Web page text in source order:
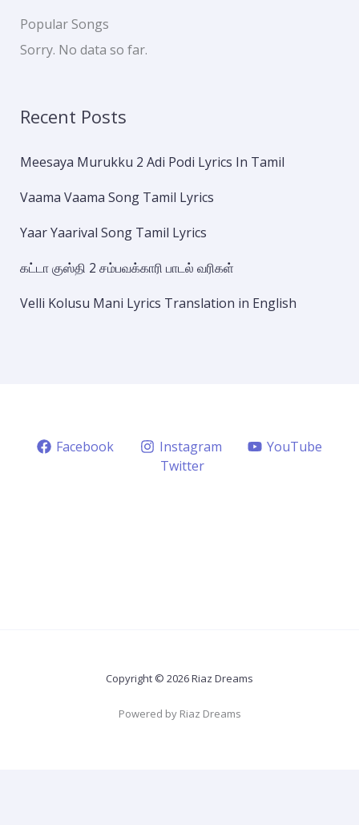
Popular Songs
Sorry. No data so far.
Recent Posts
Meesaya Murukku 2 Adi Podi Lyrics In Tamil
Vaama Vaama Song Tamil Lyrics
Yaar Yaarival Song Tamil Lyrics
கட்டா குஸ்தி 2 சம்பவக்காரி பாடல் வரிகள்
Velli Kolusu Mani Lyrics Translation in English
Facebook Instagram
YouTube
Twitter
Copyright © 2026 Riaz Dreams
Powered by Riaz Dreams